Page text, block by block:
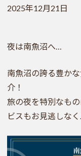
2025年12月21日
夜は南魚沼へ…
南魚沼の誇る豊か
介！
旅の夜を特別なも
ビスもお見逃しな